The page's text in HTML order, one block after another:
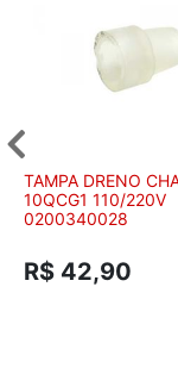
TAMPA DRENO
10QCG1 110/220V
0200340028
R$ 42,90